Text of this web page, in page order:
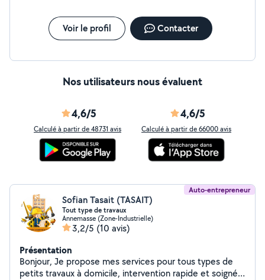
Voir le profil Contacter
Nos utilisateurs nous évaluent
4,6/5
Calculé à partir de 48731 avis
4,6/5
Calculé à partir de 66000 avis
Auto-entrepreneur
Sofian Tasait (TASAIT)
Tout type de travaux
Annemasse (Zone-Industrielle)
3,2/5 (10 avis)
Présentation
Bonjour, Je propose mes services pour tous types de
petits travaux à domicile, intervention rapide et soignée